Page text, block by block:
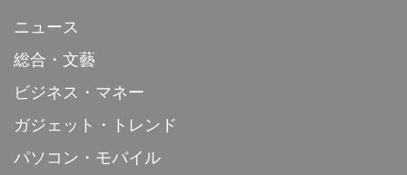
ニュース
総合・文藝
ビジネス・マネー
ガジェット・トレンド
パソコン・モバイル